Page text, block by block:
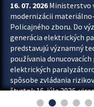
16. 07. 2026Ministerstvo
modernizácii
Policajného zboru. Do
generácia elektrických
predstavujú významný
používania
elektrických
spôsobe zvládania
štvrtok 16. júla 2026
Rastislav Polakovič a